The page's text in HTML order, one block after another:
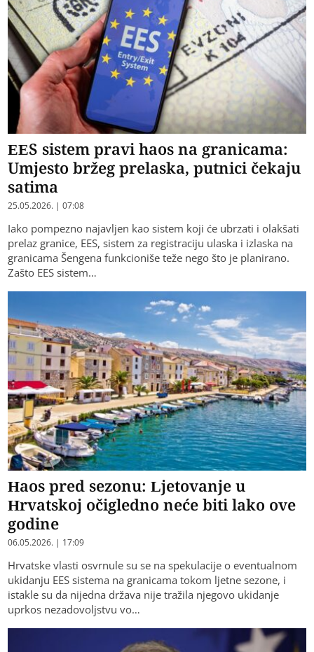
EES sistem pravi haos na granicama:
Umjesto bržeg prelaska, putnici čekaju
satima
25.05.2026. | 07:08
Iako pompezno najavljen kao sistem koji će ubrzati i olakšati
prelaz granice, EES, sistem za registraciju ulaska i izlaska na
granicama Šengena funkcioniše teže nego što je planirano.
Zašto EES sistem…
Haos pred sezonu: Ljetovanje u
Hrvatskoj očigledno neće biti lako ove
godine
06.05.2026. | 17:09
Hrvatske vlasti osvrnule su se na spekulacije o eventualnom
ukidanju EES sistema na granicama tokom ljetne sezone, i
istakle su da nijedna država nije tražila njegovo ukidanje
uprkos nezadovoljstvu vo…